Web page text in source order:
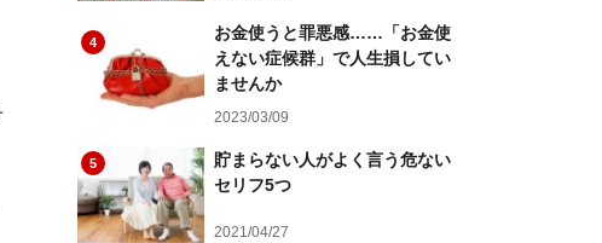
4
お金使うと罪悪感……「お金使
えない症候群」で人生損してい
ませんか
2023/03/09
5
貯まらない人がよく言う危ない
セリフ5つ
2021/04/27